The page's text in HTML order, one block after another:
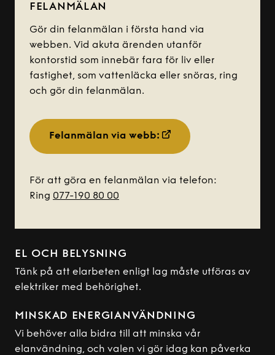
FELANMÄLAN
Gör din felanmälan i första hand via
webben. Vid akuta ärenden utanför
kontorstid som innebär fara för liv eller
fastighet, som vattenläcka eller snöras, ring
och gör din felanmälan.
Felanmälan via webb:
För att göra en felanmälan via telefon:
Ring 077-190 80 00
EL OCH BELYSNING
Tänk på att elarbeten enligt lag måste utföras av
elektriker med behörighet.
MINSKAD ENERGIANVÄNDNING
Vi behöver alla bidra till att minska vår
elanvändning, och valen vi gör idag kan påverka